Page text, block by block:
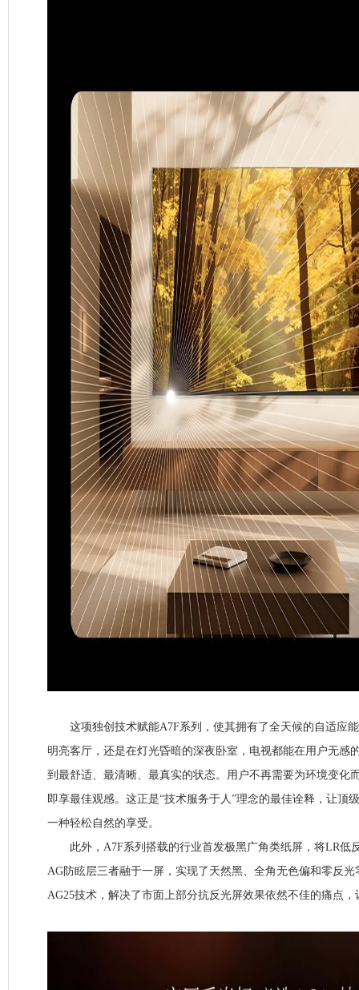
这项独创技术赋能A7F系列，使其拥有了全天候的自适应
明亮客厅，还是在灯光昏暗的深夜卧室，电视都能在用户无感
到最舒适、最清晰、最真实的状态。用户不再需要为环境变化
即享最佳观感。这正是“技术服务于人”理念的最佳诠释，让顶
一种轻松自然的享受。
此外，A7F系列搭载的行业首发极黑广角类纸屏，将LR低
AG防眩层三者融于一屏，实现了天然黑、全角无色偏和零反
AG25技术，解决了市面上部分抗反光屏效果依然不佳的痛点